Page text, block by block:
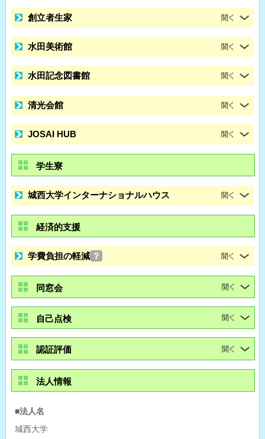
創立者生家
水田美術館
水田記念図書館
清光会館
JOSAI HUB
学生寮
城西大学インターナショナルハウス
経済的支援
学費負担の軽減 ？
同窓会
自己点検
認証評価
法人情報
■法人名
城西大学